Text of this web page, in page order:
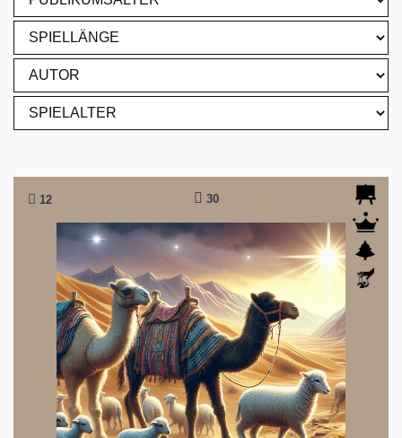
12 30
Auf dem Weg nach Bethlehem
Uff... Ob sich diese Plagerei wohl lohnt!?